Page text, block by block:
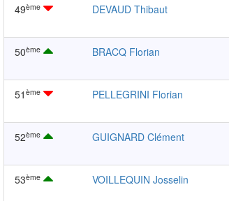
49ème DEVAUD Thibaut
50ème BRACQ Florian
51 ème PELLEGRINI Florian
52ème GUIGNARD Clément
53ème VOILLEQUIN Josselin